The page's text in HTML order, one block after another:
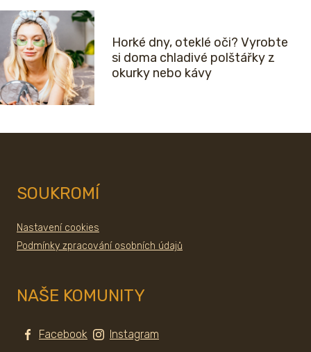
Horké dny, oteklé oči? Vyrobte
si doma chladivé polštářky z
okurky nebo kávy
SOUKROMÍ
Nastavení cookies
Podmínky zpracování osobních údajů
NAŠE KOMUNITY
Facebook Instagram